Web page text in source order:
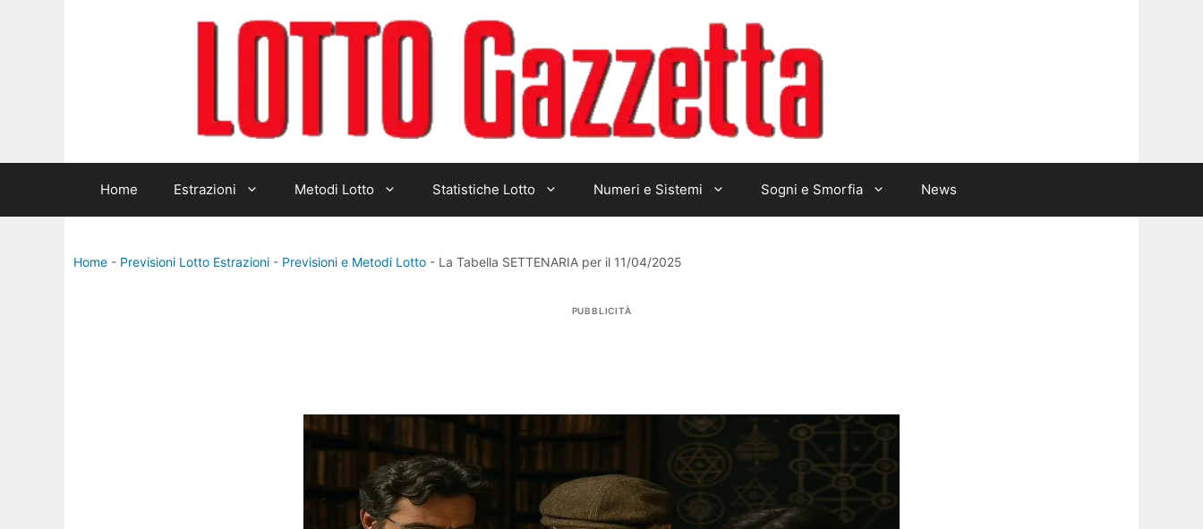
Home Estrazioni Metodi Lotto Statistiche Lotto Numeri e Sistemi Sogni e Smorfia News
Home - Previsioni Lotto Estrazioni - Previsioni e Metodi Lotto - La Tabella SETTENARIA per il 11/04/2025
PUBBLICITÀ